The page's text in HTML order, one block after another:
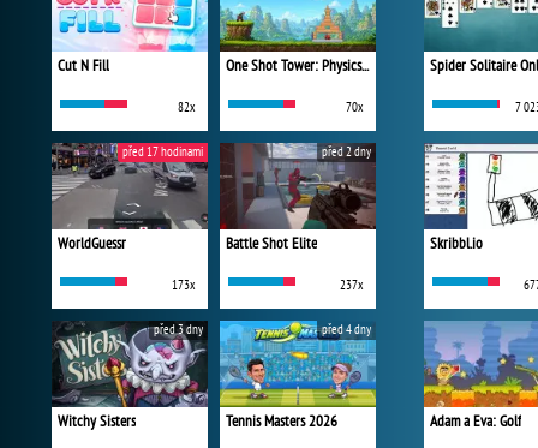
Cut N Fill
82x
One Shot Tower: Physics Destroyer
70x
WorldGuessr
173x
před 17 hodinami
Battle Shot Elite
237x
před 2 dny
Witchy Sisters
před 3 dny
Tennis Masters 2026
před 4 dny
Spider Solitaire
7
Skribbl.io
Adam a Eva: Golf